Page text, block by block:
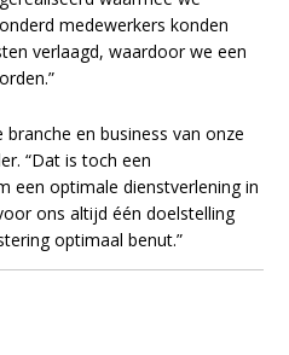
medewerkers konden
verlaagd, waardoor we een
en business van onze
“Dat is toch een
een optimale dienstverlening in
ons altijd één doelstelling
optimaal benut.”